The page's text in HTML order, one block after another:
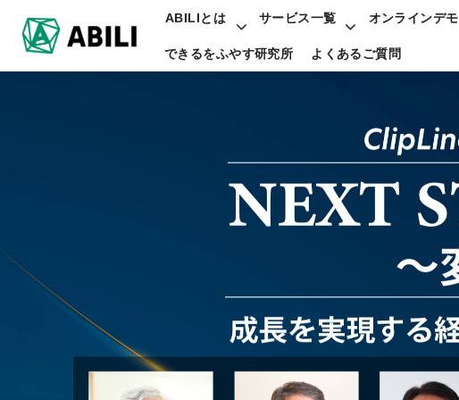
ABILIとは サービス一覧 オンラインデモ
できるをふやす研究所 よくあるご質問